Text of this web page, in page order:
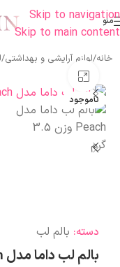
Skip to navigation
Skip to main content
منو
خانه/لوازم آرایشی و بهداشتی/
ناموجود
دسته: بالم لب
بالم لب داما مدل Peach وزن 3.5 گرم